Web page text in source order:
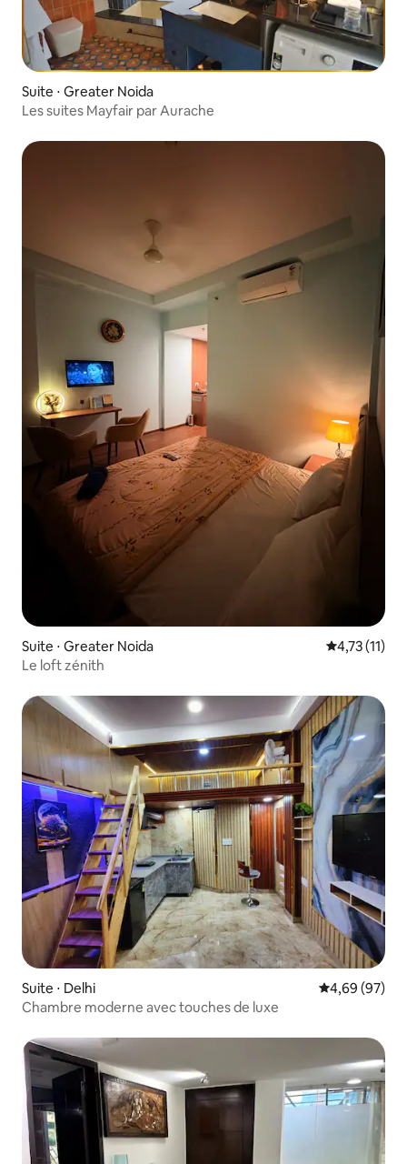
Suite ⋅ Greater Noida
Les suites Mayfair par Aurache
Suite ⋅ Greater Noida Évaluation
4,73 (11)
Le loft zénith
Suite ⋅ Delhi Évaluation
4,69 (97)
Chambre moderne avec touches de luxe